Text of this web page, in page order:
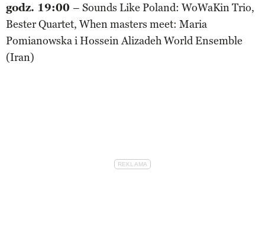
godz. 19:00 – Sounds Like Poland: WoWaKin Trio,
Bester Quartet, When masters meet: Maria
Pomianowska i Hossein Alizadeh World Ensemble
(Iran)